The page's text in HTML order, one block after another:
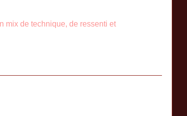
mix de technique, de ressenti et